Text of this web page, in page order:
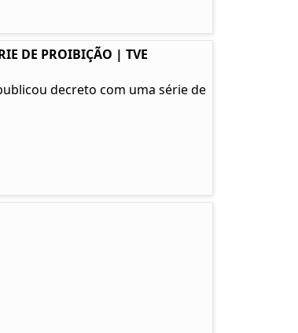
DE PROIBIÇÃO | TVE
decreto com uma série de